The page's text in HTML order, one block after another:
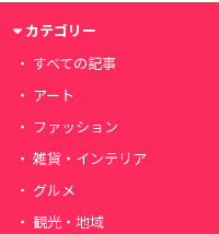
カテゴリー
すべての記事
アート
ファッション
雑貨・インテリア
グルメ
観光・地域